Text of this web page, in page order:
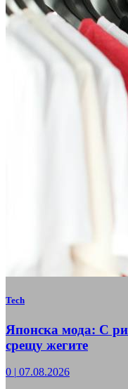
Tech
Японска мода: С
срещу жегите
0 | 07.08.2026